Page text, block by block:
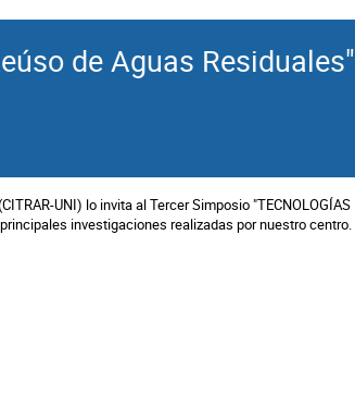
de Aguas Residuales"
UNI) lo invita al Tercer Simposio "TECNOLOGÍAS
principales investigaciones realizadas por nuestro centro.